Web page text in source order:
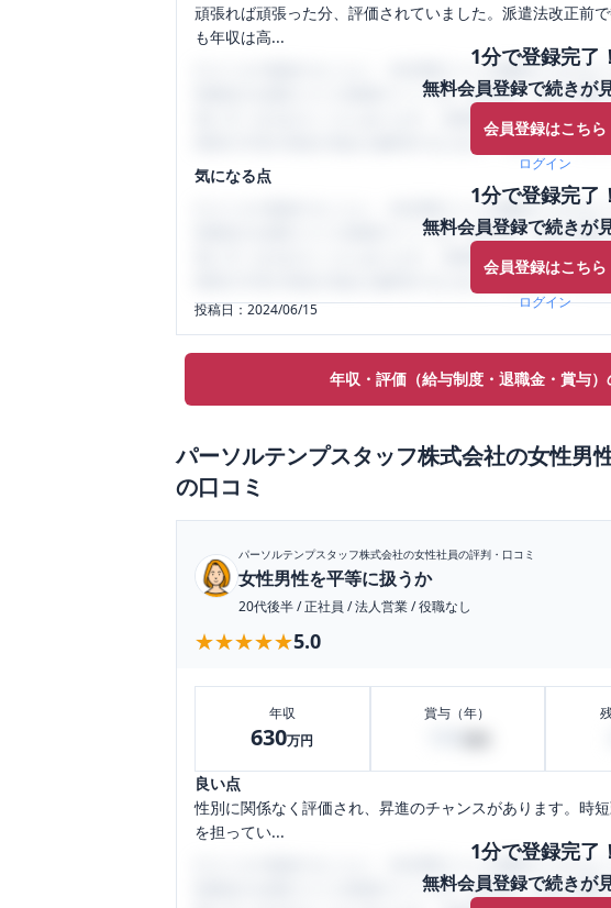
頑張れば頑張った分、評価されていました。派遣法改正前
も年収は高...
1分で登録完了！
無料会員登録で続きが
会員登録はこちら
ログイン
口コミを1投稿するごとに、30日間口コミの閲覧ができるよ
性限定の企業口コミの投稿サイトです。給与面・女性の働
気にすべき点がたくさんあります。先輩社員（元社員）の
将来の不安や現在の悩みを解消するために、ぜひサイトをご
気になる点
1分で登録完了！
無料会員登録で続きが
会員登録はこちら
ログイン
口コミを1投稿するごとに、30日間口コミの閲覧ができるよ
性限定の企業口コミの投稿サイトです。給与面・女性の働
気にすべき点がたくさんあります。先輩社員（元社員）の
将来の不安や現在の悩みを解消するために、ぜひサイトをご
投稿日：2024/06/15
年収・評価（給与制度・退職金・賞与
パーソルテンプスタッフ株式会社の女性男
の口コミ
パーソルテンプスタッフ株式会社の女性社員の評判・口コミ
女性男性を平等に扱うか
20代後半/正社員 /法人営業/役職なし
★★★★★
★★★★★5.0
年収
630万円
賞与（年）
良い点
性別に関係なく評価され、昇進のチャンスがあります。時
を担ってい...
1分で登録完了！
無料会員登録で続きが
口コミを1投稿するごとに、30日間口コミの閲覧ができるよ
性限定の企業口コミの投稿サイトです。給与面・女性の働